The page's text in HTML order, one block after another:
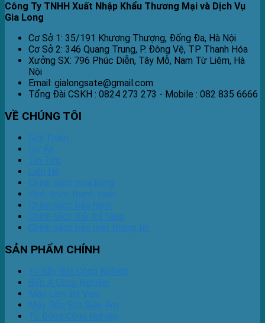
Công Ty TNHH Xuất Nhập Khẩu Thương Mại và Dịch Vụ
Gia Long
Cơ Sở 1: 35/191 Khương Thượng, Đống Đa, Hà Nội
Cơ Sở 2: 346 Quang Trung, P. Đông Vệ, TP Thanh Hóa
Xưởng SX: 796 Phúc Diễn, Tây Mỗ, Nam Từ Liêm, Hà
Nội
Email: gialongsate@gmail.com
Tổng Đài CSKH : 0824 273 273 - Mobile : 082 835 6666
VỀ CHÚNG TÔI
Giới Thiệu
Dự Án
Tin Tức
Liên Hệ
Chính sách mua hàng
Hình thức thanh toán
Chính sách bảo hành
Chính sách đổi trả hàng
Chính sách bảo mật thông tin
SẢN PHẨM CHÍNH
Tủ Sấy Bát Công Nghiệp
Bếp Á Công Nghiệp
Máy Làm Đá Viên
Máy Rửa Bát Siêu Âm
Tủ Đông Công Nghiệp